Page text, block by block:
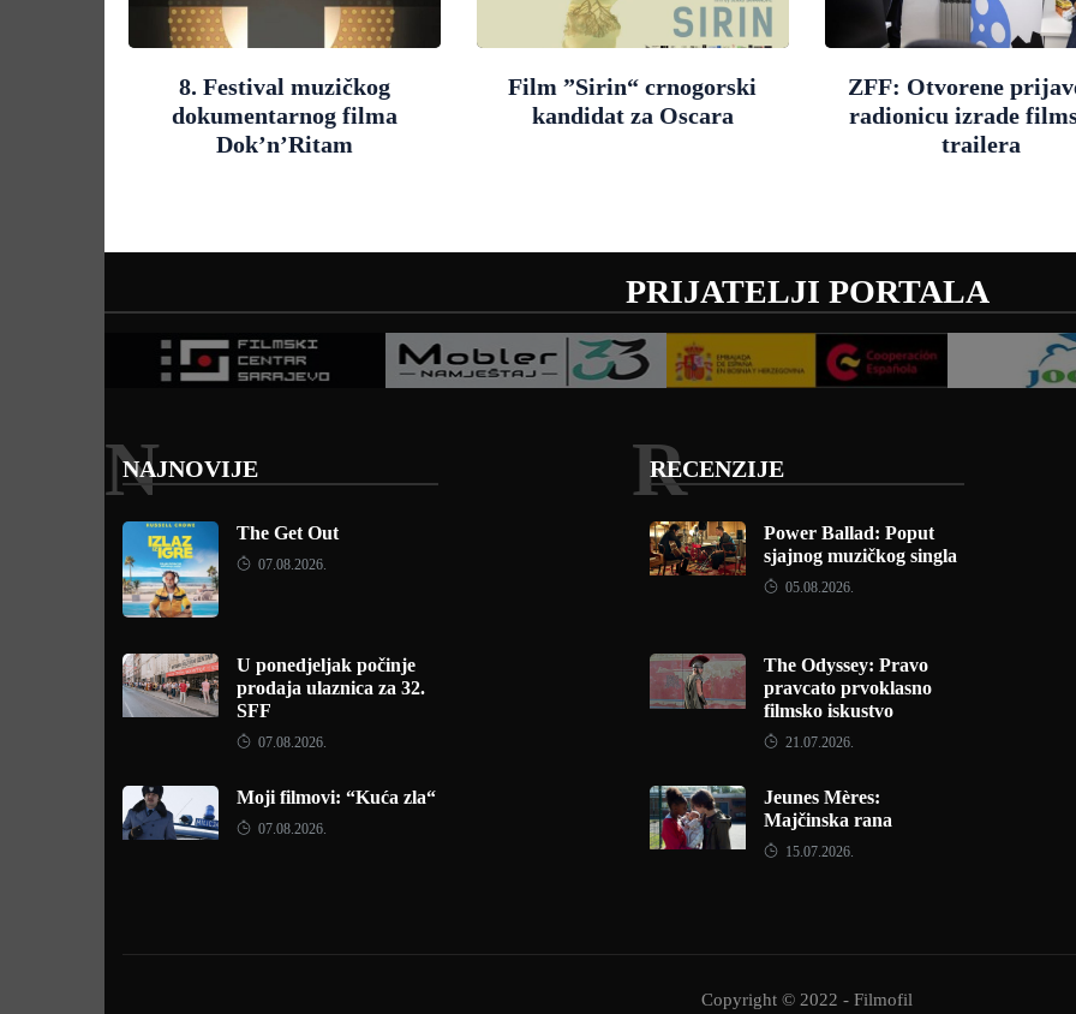
8. Festival muzičkog
dokumentarnog filma
Dok’n’Ritam
Film ”Sirin“ crnogorski
kandidat za Oscara
ZFF: Otvorene
radionicu izrade
trailera
PRIJATELJI PORTALA
NAJNOVIJE
N
The Get Out
07.08.2026.
U ponedjeljak počinje
prodaja ulaznica za 32.
SFF
07.08.2026.
Moji filmovi: “Kuća zla“
07.08.2026.
RECENZIJE
R
Power Ballad: Poput
sjajnog muzičkog singla
05.08.2026.
The Odyssey: Pravo
pravcato prvoklasno
filmsko iskustvo
21.07.2026.
Jeunes Mères:
Majčinska rana
15.07.2026.
Copyright © 2022 - Filmofil